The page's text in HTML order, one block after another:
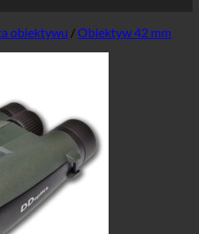
obiektywu /Obiektyw 42 mm